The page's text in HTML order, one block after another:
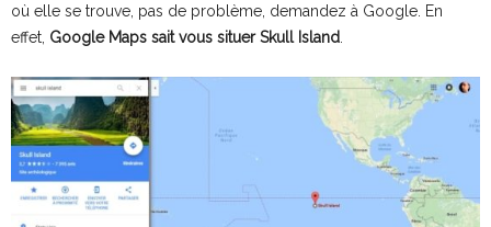
où elle se trouve, pas de problème, demandez à Google. En
effet, Google Maps sait vous situer Skull Island